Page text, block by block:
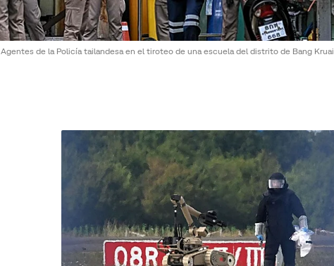
Agentes de la Policía tailandesa en el tiroteo de una escuela del distrito de Bang Kruai.